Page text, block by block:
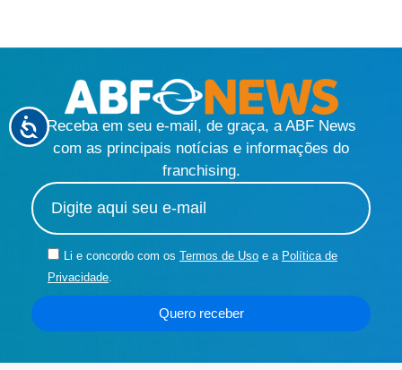
Receba em seu e-mail, de graça, a ABF News
com as principais notícias e informações do
franchising.
Li e concordo com os Termos de Uso e a Política de
Privacidade.
Quero receber